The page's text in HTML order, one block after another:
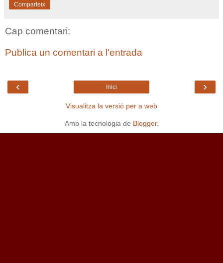
Comparteix
Cap comentari:
Publica un comentari a l'entrada
‹ ›
Inici
Visualitza la versió per a web
Amb la tecnologia de Blogger.